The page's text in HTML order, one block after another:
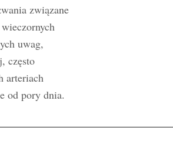
związane
uwag,
często
arteriach
od pory dnia.